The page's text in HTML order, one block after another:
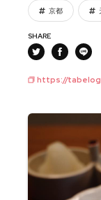
京都
SHARE
https://